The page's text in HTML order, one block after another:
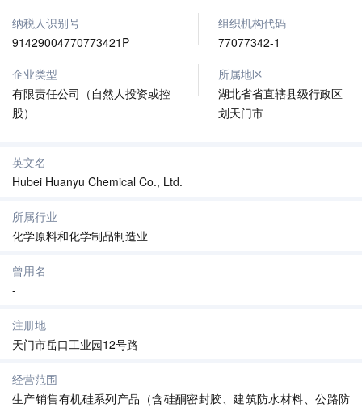
纳税人识别号
91429004770773421P
组织机构代码
77077342-1
企业类型
有限责任公司（自然人投资或控
股）
所属地区
湖北省省直辖县级行政区
划天门市
英文名
Hubei Huanyu Chemical Co., Ltd.
所属行业
化学原料和化学制品制造业
曾用名
-
注册地
天门市岳口工业园12号路
经营范围
生产销售有机硅系列产品（含硅酮密封胶、建筑防水材料、公路防